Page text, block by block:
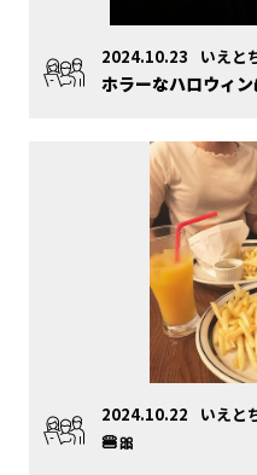
2024.10.23 いえと
ホラーなハロウィ
2024.10.22 いえと
🍔🎀